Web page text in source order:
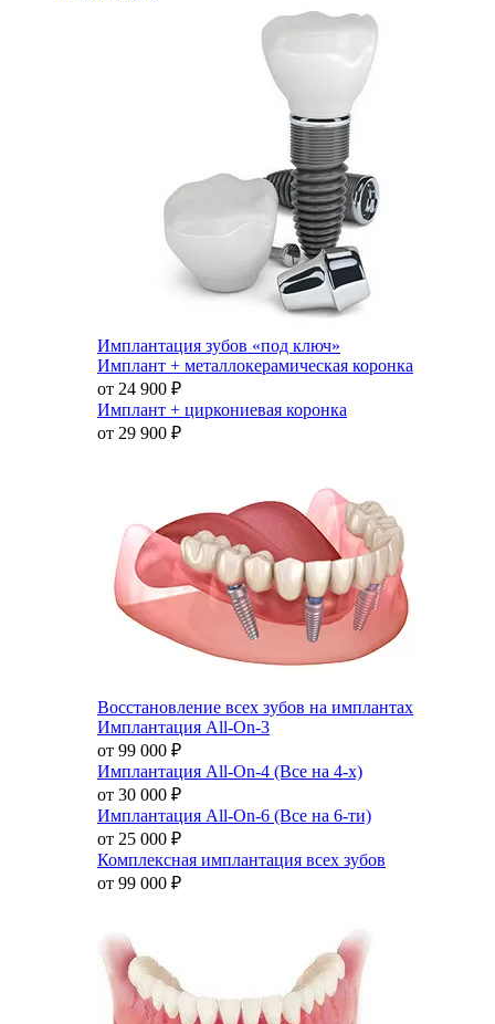
Имплантация зубов «под ключ»
Имплант + металлокерамическая коронка
от 24 900 ₽
Имплант + циркониевая коронка
от 29 900 ₽
Восстановление всех зубов на имплантах
Имплантация All-On-3
от 99 000 ₽
Имплантация All-On-4 (Все на 4-х)
от 30 000 ₽
Имплантация All-On-6 (Все на 6-ти)
от 25 000 ₽
Комплексная имплантация всех зубов
от 99 000 ₽